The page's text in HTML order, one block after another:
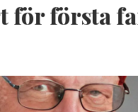
för första